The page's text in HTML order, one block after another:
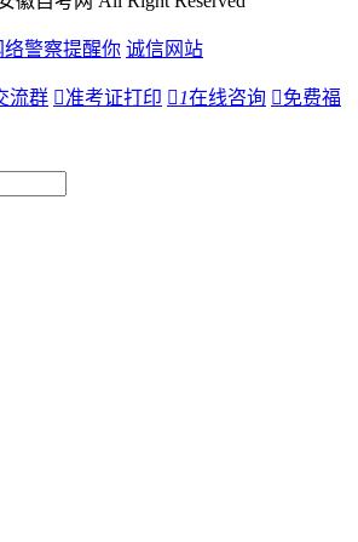
络警察提醒你 诚信网站
流群 准考证打印  1在线咨询 免费福